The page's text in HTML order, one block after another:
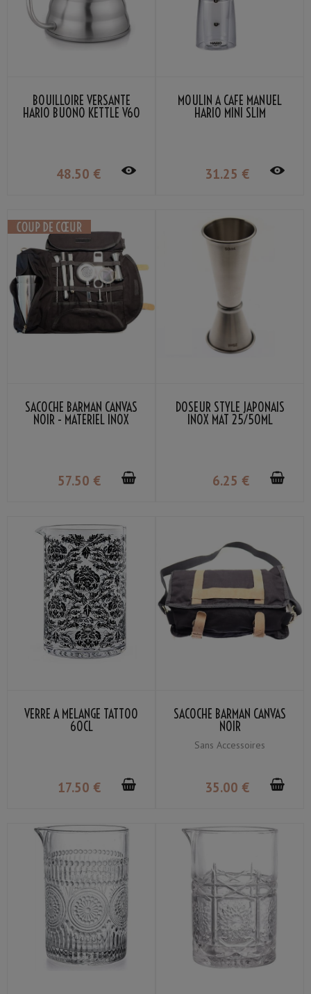
BOUILLOIRE VERSANTE
HARIO BUONO KETTLE V60
48.50 €
MOULIN À CAFÉ MANUEL
HARIO MINI SLIM
31.25 €
SACOCHE BARMAN CANVAS
NOIR - MATERIEL INOX
57.50 €
DOSEUR STYLE JAPONAIS
INOX MAT 25/50ML
6.25 €
VERRE À MÉLANGE TATTOO
60CL
17.50 €
SACOCHE BARMAN CANVAS
NOIR
Sans Accessoires
35.00 €